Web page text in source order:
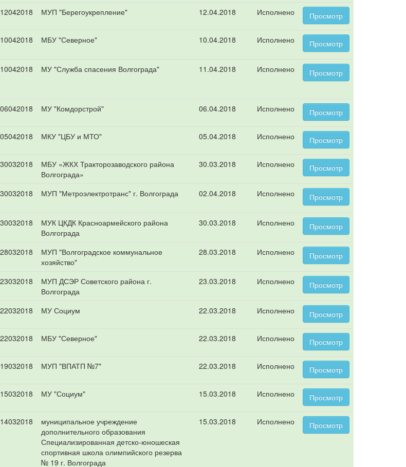
МУП "Берегоукрепление" 12.04.2018 Исполнено Просмотр
МБУ "Северное" 10.04.2018 Исполнено Просмотр
МУ "Служба спасения Волгограда" 11.04.2018 Исполнено Просмотр
МУ "Комдорстрой" 06.04.2018 Исполнено Просмотр
МКУ "ЦБУ и МТО" 05.04.2018 Исполнено Просмотр
МБУ «ЖКХ Тракторозаводского района
Волгограда»
30.03.2018 Исполнено Просмотр
МУП "Метроэлектротранс" г. Волгограда 02.04.2018 Исполнено Просмотр
МУК ЦКДК Красноармейского района
Волгограда
30.03.2018 Исполнено Просмотр
МУП "Волгоградское коммунальное
хозяйство"
28.03.2018 Исполнено Просмотр
МУП ДСЭР Советского района г.
Волгограда
23.03.2018 Исполнено Просмотр
МУ Социум 22.03.2018 Исполнено Просмотр
МБУ "Северное" 22.03.2018 Исполнено Просмотр
МУП "ВПАТП №7" 22.03.2018 Исполнено Просмотр
МУ "Социум" 15.03.2018 Исполнено Просмотр
муниципальное учреждение
дополнительного образования
Специализированная детско-юношеская
спортивная школа олимпийского резерва
№ 19 г. Волгограда
15.03.2018 Исполнено Просмотр